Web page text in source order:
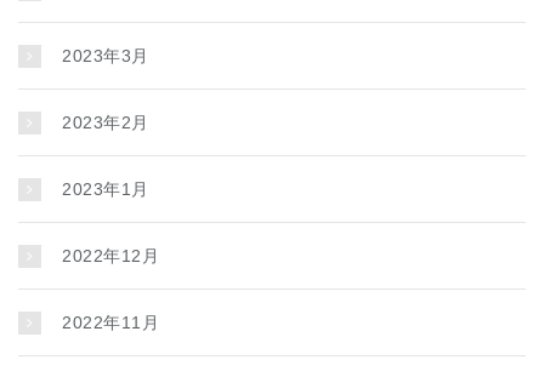
2023年3月
2023年2月
2023年1月
2022年12月
2022年11月